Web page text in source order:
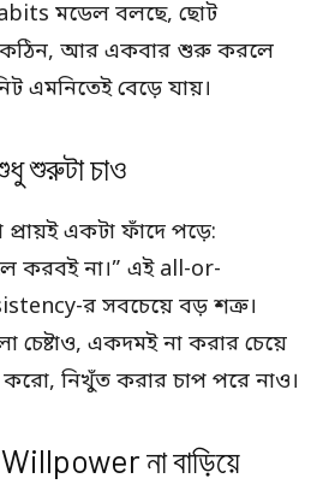
মডেল বলছে, ছোট
কঠিন, আর একবার শুরু করলে
এমনিতেই বেড়ে যায়।
শুরুটা চাও
প্রায়ই একটা ফাঁদে পড়ে:
করবই না।” এই all-or-
র সবচেয়ে বড় শত্রু।
চেষ্টাও, একদমই না করার চেয়ে
নিখুঁত করার চাপ পরে নাও।
না বাড়িয়ে